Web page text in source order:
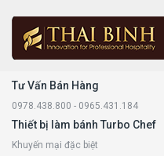
Tư Vấn Bán Hàng
0978.438.800 - 0965.431.184
Thiết bị làm bánh Turbo Chef
Khuyến mại đặc biệt